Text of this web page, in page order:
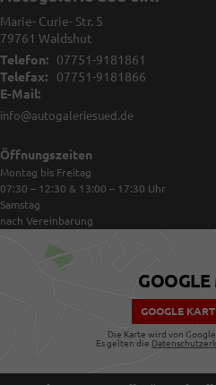
Marie- Curie- Str. 5
79761 Waldshut
Telefon:
07751-9181861
Telefax:
07751-9181866
E-Mail:
info@autogaleriesued.de
Öffnungszeiten
Montag bis Freitag
07:30 – 12:30 & 13:00 – 17:30 Uhr
Samstag
nach Vereinbarung
GOOGLE
GOOGLE
Die Karte wird von
Es gelten die